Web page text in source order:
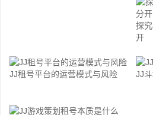
探
开
JJ租号平台的运营模式与风险 JJ